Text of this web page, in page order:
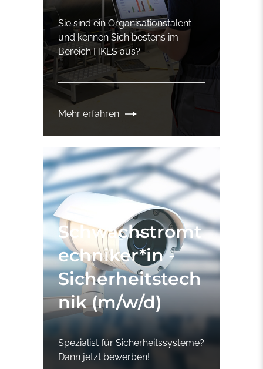
Sie sind ein Organisationstalent
und kennen Sich bestens im
Bereich HKLS aus?
Mehr erfahren
Schwachstromt
echniker*in -
Sicherheitstech
nik (m/w/d)
Spezialist für Sicherheitssysteme?
Dann jetzt bewerben!